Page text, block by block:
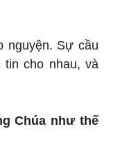
nguyện. Sự cầu
cho nhau, và
Chúa như thế